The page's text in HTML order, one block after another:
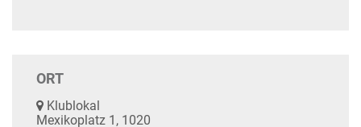
ORT
Klublokal
Mexikoplatz 1, 1020